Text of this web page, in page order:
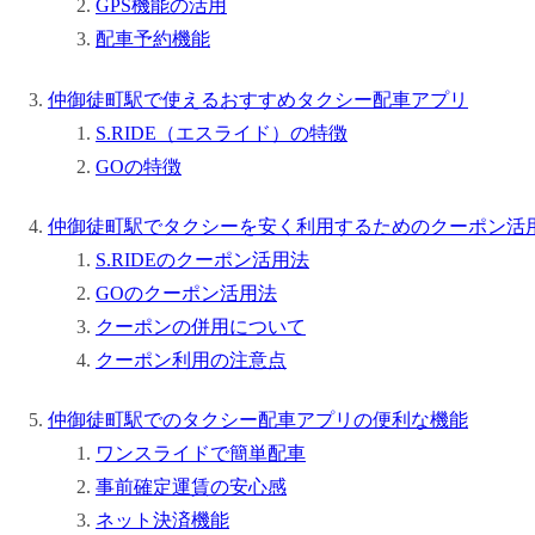
GPS機能の活用
配車予約機能
仲御徒町駅で使えるおすすめタクシー配車アプリ
S.RIDE（エスライド）の特徴
GOの特徴
仲御徒町駅でタクシーを安く利用するためのクーポン活
S.RIDEのクーポン活用法
GOのクーポン活用法
クーポンの併用について
クーポン利用の注意点
仲御徒町駅でのタクシー配車アプリの便利な機能
ワンスライドで簡単配車
事前確定運賃の安心感
ネット決済機能